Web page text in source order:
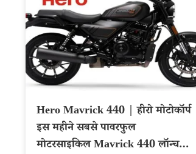
Hero Mavrick 440 | हीरो मोटोकॉर्प
इस महीने सबसे पावरफुल
मोटरसाइकिल Mavrick 440 लॉन्च